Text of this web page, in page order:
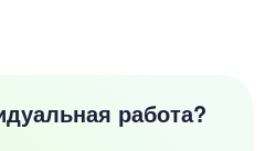
работа?